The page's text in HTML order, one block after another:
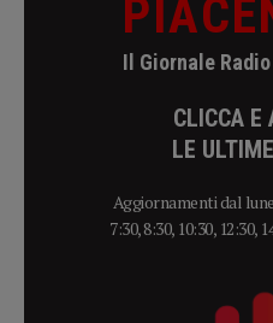
Il Giornale
CLICCA E
LE
Aggiornamenti dal
7:30, 8:30, 10:30, 12:30,